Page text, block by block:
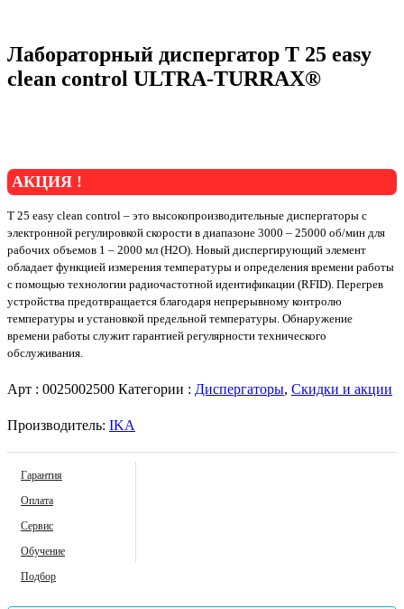
Лабораторный диспергатор T 25 easy
clean control ULTRA-TURRAX®
АКЦИЯ !
T 25 easy clean control – это высокопроизводительные диспергаторы с
электронной регулировкой скорости в диапазоне 3000 – 25000 об/мин для
рабочих объемов 1 – 2000 мл (H2O). Новый диспергирующий элемент
обладает функцией измерения температуры и определения времени работы
с помощью технологии радиочастотной идентификации (RFID). Перегрев
устройства предотвращается благодаря непрерывному контролю
температуры и установкой предельной температуры. Обнаружение
времени работы служит гарантией регулярности технического
обслуживания.
Арт : 0025002500 Категории : Диспергаторы, Скидки и акции
Производитель: IKA
Гарантия
Оплата
Сервис
Обучение
Подбор